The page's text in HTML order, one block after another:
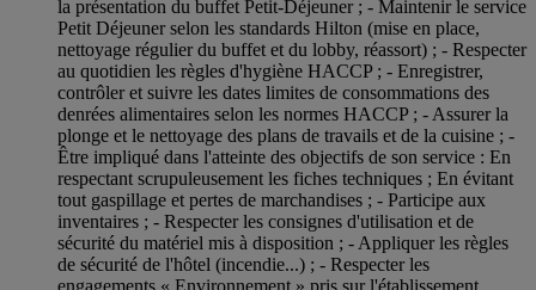
la présentation du buffet Petit-Déjeuner ; - Maintenir le service
Petit Déjeuner selon les standards Hilton (mise en place,
nettoyage régulier du buffet et du lobby, réassort) ; - Respecter
au quotidien les règles d'hygiène HACCP ; - Enregistrer,
contrôler et suivre les dates limites de consommations des
denrées alimentaires selon les normes HACCP ; - Assurer la
plonge et le nettoyage des plans de travails et de la cuisine ; -
Être impliqué dans l'atteinte des objectifs de son service : En
respectant scrupuleusement les fiches techniques ; En évitant
tout gaspillage et pertes de marchandises ; - Participe aux
inventaires ; - Respecter les consignes d'utilisation et de
sécurité du matériel mis à disposition ; - Appliquer les règles
de sécurité de l'hôtel (incendie...) ; - Respecter les
engagements « Environnement » pris sur l'établissement